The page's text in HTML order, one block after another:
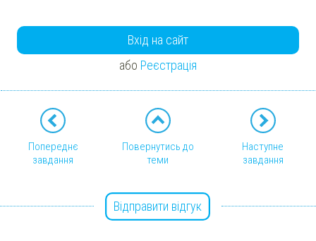
Вхід на сайт
або Реєстрація
Попереднє
завдання
Повернутись до
теми
Наступне
завдання
Відправити відгук